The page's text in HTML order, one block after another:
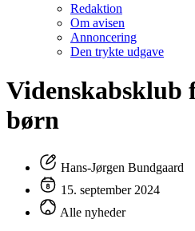
Redaktion
Om avisen
Annoncering
Den trykte udgave
Videnskabsklub
børn
Hans-Jørgen Bundgaard
15. september 2024
Alle nyheder